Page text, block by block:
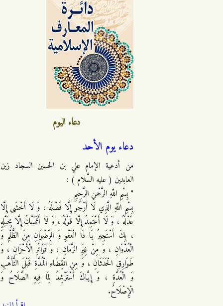
دعاء اليوم
دعاء يوم الأحد
من أدعية الإمام علي بن الحسين السجاد زين
العابدين ( عليه السَّلام ) :
" بِسْمِ اللَّهِ الرَّحْمنِ الرَّحِيمِ
بِسْمِ اللَّهِ الَّذِي لَا أَرْجُو إِلَّا فَضْلَهُ ، وَ لَا أَخْشَى إِلَّا
عَدْلَهُ ، وَ لَا أَعْتَمِدُ إِلَّا قَوْلَهُ ، وَ لَا أَتَمَسَّكُ إِلَّا بِحَبْلِهِ
، بِكَ أَسْتَجِيرُ يَا ذَا الْعَفْوِ وَ الرِّضْوَانِ مِنَ الظُّلْمِ وَ
الْعُدْوَانِ ، وَ مِنْ غِيَرِ الزَّمَانِ ، وَ تَوَاتُرِ الْأَحْزَانِ ، وَ
طَوَارِقِ الْحَدَثَانِ ، وَ مِنِ انْقِضَاءِ الْمُدَّةِ قَبْلَ التَّأَهُّبِ
وَ الْعُدَّةِ ، وَ إِيَّاكَ أَسْتَرْشِدُ لِمَا فِيهِ الصَّلَاحُ وَ
الْإِصْلَاحُ.